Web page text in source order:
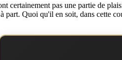
certainement pas une partie de
part. Quoi qu'il en soit, dans cette